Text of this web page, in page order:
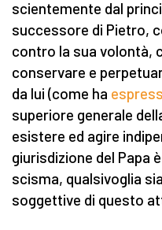
scientemente dal
successore di Pietro,
contro la sua volontà,
conservare e
da lui (come ha
superiore generale
esistere ed agire
giurisdizione del Papa
scisma, qualsivoglia
soggettive di questo